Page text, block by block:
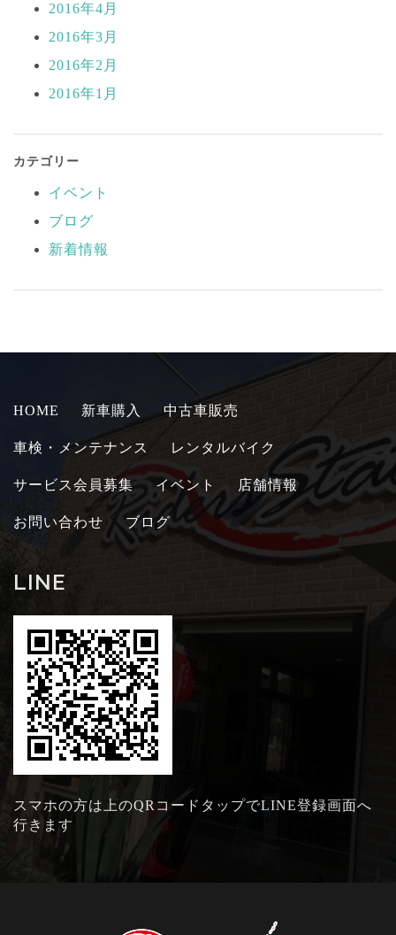
2016年4月
2016年3月
2016年2月
2016年1月
カテゴリー
イベント
ブログ
新着情報
HOME 新車購入 中古車販売
車検・メンテナンス レンタルバイク
サービス会員募集 イベント 店舗情報
お問い合わせ ブログ
LINE
スマホの方は上のQRコードタップでLINE登録画面へ
行きます